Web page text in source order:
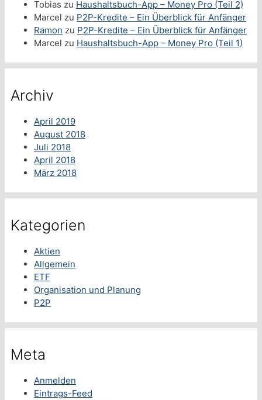
Tobias zu Haushaltsbuch-App – Money Pro (Teil 2)
Marcel zu P2P-Kredite – Ein Überblick für Anfänger
Ramon zu P2P-Kredite – Ein Überblick für Anfänger
Marcel zu Haushaltsbuch-App – Money Pro (Teil 1)
Archiv
April 2019
August 2018
Juli 2018
April 2018
März 2018
Kategorien
Aktien
Allgemein
ETF
Organisation und Planung
P2P
Meta
Anmelden
Eintrags-Feed